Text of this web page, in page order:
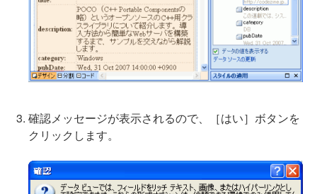
確認メッセージが表示されるので、［はい］ボタンを
クリックします。